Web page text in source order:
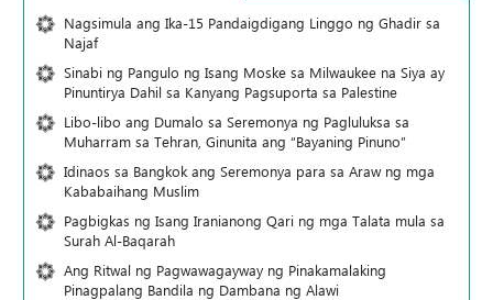
Nagsimula ang Ika-15 Pandaigdigang Linggo ng Ghadir sa
Najaf
Sinabi ng Pangulo ng Isang Moske sa Milwaukee na Siya ay
Pinuntirya Dahil sa Kanyang Pagsuporta sa Palestine
Libo-libo ang Dumalo sa Seremonya ng Pagluluksa sa
Muharram sa Tehran, Ginunita ang “Bayaning Pinuno”
Idinaos sa Bangkok ang Seremonya para sa Araw ng mga
Kababaihang Muslim
Pagbigkas ng Isang Iranianong Qari ng mga Talata mula sa
Surah Al-Baqarah
Ang Ritwal ng Pagwawagayway ng Pinakamalaking
Pinagpalang Bandila ng Dambana ng Alawi